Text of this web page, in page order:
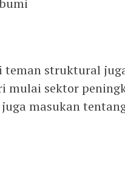
teman struktural
mulai sektor
masukan